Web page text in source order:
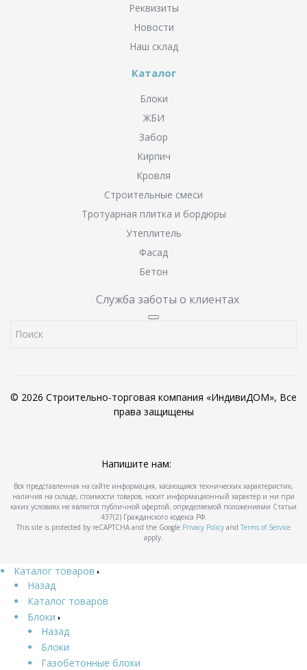
Реквизиты
Новости
Наш склад
Каталог
Блоки
ЖБИ
Забор
Кирпич
Кровля
Строительные смеси
Тротуарная плитка и бордюры
Утеплитель
Фасад
Бетон
Служба заботы о клиентах
© 2026 Строительно-торговая компания «ИндивиДОМ», Все
права защищены
Напишите нам:
Вся представленная на сайте информация, касающаяся технических характеристик,
наличия на складе, стоимости товаров, носит информационный характер и ни при
каких условиях не является публичной офертой, определяемой положениями Статьи
437(2) Гражданского кодекса РФ.
This site is protected by reCAPTCHA and the Google Privacy Policy and Terms of Service
apply.
Каталог товаров
Назад
Каталог товаров
Блоки
Назад
Блоки
Газобетонные блоки